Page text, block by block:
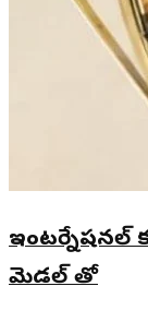
మెడల్ తో